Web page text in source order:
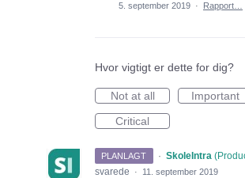
5. september 2019 · Rapport…
Hvor vigtigt er dette for dig?
Not at all
Important
Critical
PLANLAGT · SkoleIntra (
svarede
· 11. september 2019